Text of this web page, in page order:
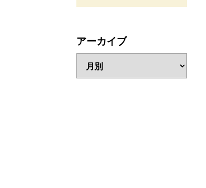
アーカイブ